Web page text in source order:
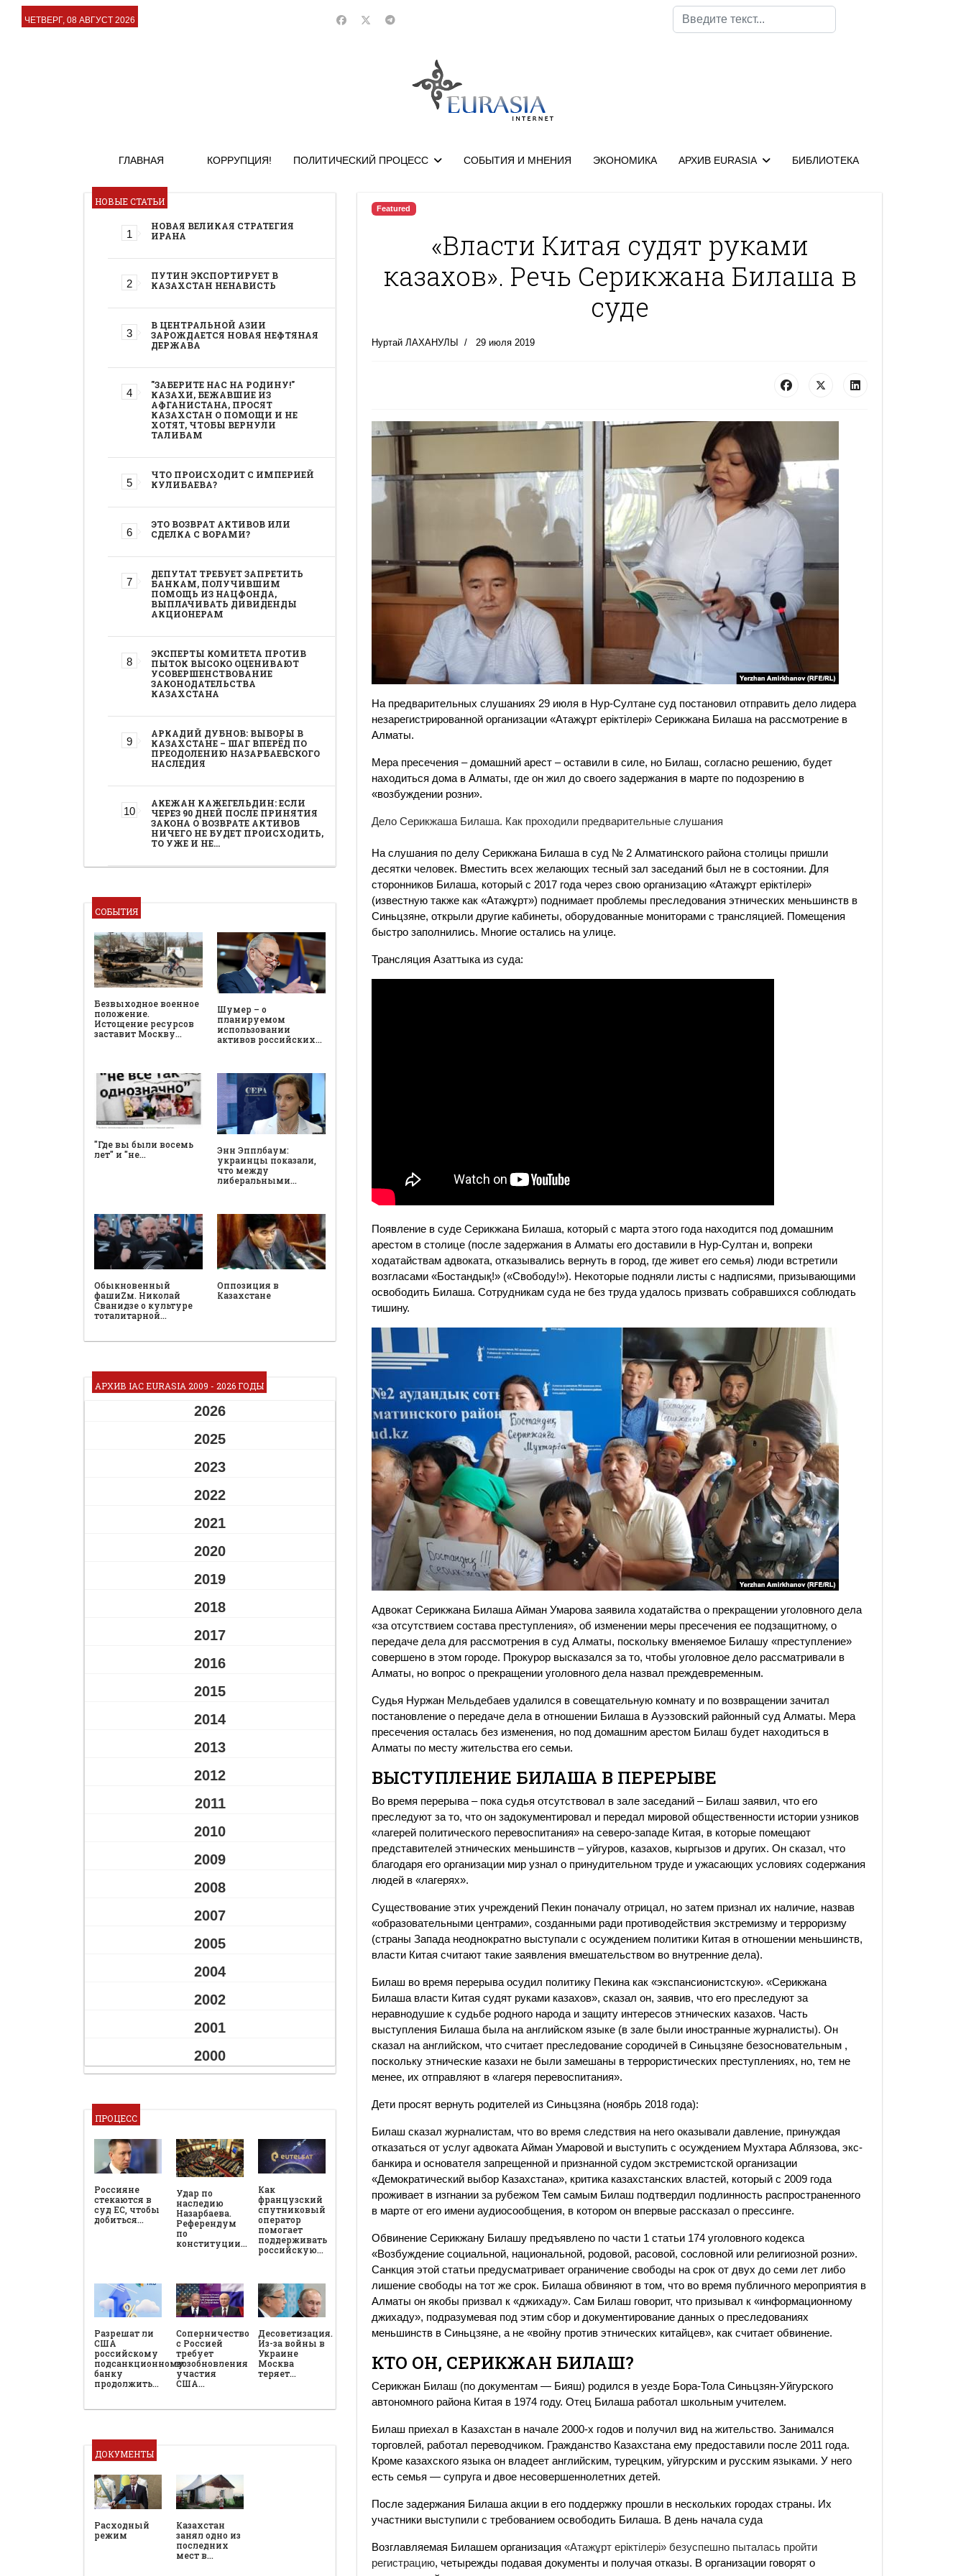
ЧЕТВЕРГ, 08 АВГУСТ 2026
Поиск
ГЛАВНАЯ КОРРУПЦИЯ! ПОЛИТИЧЕСКИЙ ПРОЦЕСС СОБЫТИЯ И МНЕНИЯ ЭКОНОМИКА АРХИВ EURASIA БИБЛИОТЕКА
НОВЫЕ СТАТЬИ
НОВАЯ ВЕЛИКАЯ СТРАТЕГИЯ
ИРАНА
ПУТИН ЭКСПОРТИРУЕТ В
КАЗАХСТАН НЕНАВИСТЬ
В ЦЕНТРАЛЬНОЙ АЗИИ
ЗАРОЖДАЕТСЯ НОВАЯ НЕФТЯНАЯ
ДЕРЖАВА
"ЗАБЕРИТЕ НАС НА РОДИНУ!"
КАЗАХИ, БЕЖАВШИЕ ИЗ
АФГАНИСТАНА, ПРОСЯТ
КАЗАХСТАН О ПОМОЩИ И НЕ
ХОТЯТ, ЧТОБЫ ВЕРНУЛИ
ТАЛИБАМ
ЧТО ПРОИСХОДИТ С ИМПЕРИЕЙ
КУЛИБАЕВА?
ЭТО ВОЗВРАТ АКТИВОВ ИЛИ
СДЕЛКА С ВОРАМИ?
ДЕПУТАТ ТРЕБУЕТ ЗАПРЕТИТЬ
БАНКАМ, ПОЛУЧИВШИМ
ПОМОЩЬ ИЗ НАЦФОНДА,
ВЫПЛАЧИВАТЬ ДИВИДЕНДЫ
АКЦИОНЕРАМ
ЭКСПЕРТЫ КОМИТЕТА ПРОТИВ
ПЫТОК ВЫСОКО ОЦЕНИВАЮТ
УСОВЕРШЕНСТВОВАНИЕ
ЗАКОНОДАТЕЛЬСТВА
КАЗАХСТАНА
АРКАДИЙ ДУБНОВ: ВЫБОРЫ В
КАЗАХСТАНЕ – ШАГ ВПЕРЁД ПО
ПРЕОДОЛЕНИЮ НАЗАРБАЕВСКОГО
НАСЛЕДИЯ
АКЕЖАН КАЖЕГЕЛЬДИН: ЕСЛИ
ЧЕРЕЗ 90 ДНЕЙ ПОСЛЕ ПРИНЯТИЯ
ЗАКОНА О ВОЗВРАТЕ АКТИВОВ
НИЧЕГО НЕ БУДЕТ ПРОИСХОДИТЬ,
ТО УЖЕ И НЕ…
СОБЫТИЯ
Безвыходное военное
положение.
Истощение ресурсов
заставит Москву…
Шумер – о
планируемом
использовании
активов российских…
"Где вы были восемь
лет" и "не…
Энн Эпплбаум:
украинцы показали,
что между
либеральными…
Обыкновенный
фашиZм. Николай
Сванидзе о культуре
тоталитарной…
Оппозиция в
Казахстане
АРХИВ IAC EURASIA 2009 - 2026 ГОДЫ
2026
2025
2023
2022
2021
2020
2019
2018
2017
2016
2015
2014
2013
2012
2011
2010
2009
2008
2007
2005
2004
2002
2001
2000
ПРОЦЕСС
Россияне
стекаются в
суд ЕС, чтобы
добиться…
Удар по
наследию
Назарбаева.
Референдум
по
конституции…
Как
французский
спутниковый
оператор
помогает
поддерживать
российскую…
Разрешат ли
США
российскому
подсанкционному
банку
продолжить…
Соперничество
с Россией
требует
возобновления
участия
США…
Десоветизация.
Из-за войны в
Украине
Москва
теряет…
ДОКУМЕНТЫ
Расходный
режим
Казахстан
занял одно из
последних
мест в…
Featured
«Власти Китая судят руками
казахов». Речь Серикжана Билаша в
суде
Нуртай ЛАХАНУЛЫ 29 июля 2019
На предварительных слушаниях 29 июля в Нур-Султане суд постановил отправить дело лидера
незарегистрированной организации «Атажұрт еріктілері» Серикжана Билаша на рассмотрение в
Алматы.
Мера пресечения – домашний арест – оставили в силе, но Билаш, согласно решению, будет
находиться дома в Алматы, где он жил до своего задержания в марте по подозрению в
«возбуждении розни».
Дело Серикжаша Билаша. Как проходили предварительные слушания
На слушания по делу Серикжана Билаша в суд № 2 Алматинского района столицы пришли
десятки человек. Вместить всех желающих тесный зал заседаний был не в состоянии. Для
сторонников Билаша, который с 2017 года через свою организацию «Атажұрт еріктілері»
(известную также как «Атажұрт») поднимает проблемы преследования этнических меньшинств в
Синьцзяне, открыли другие кабинеты, оборудованные мониторами с трансляцией. Помещения
быстро заполнились. Многие остались на улице.
Трансляция Азаттыка из суда:
Появление в суде Серикжана Билаша, который с марта этого года находится под домашним
арестом в столице (после задержания в Алматы его доставили в Нур-Султан и, вопреки
ходатайствам адвоката, отказывались вернуть в город, где живет его семья) люди встретили
возгласами «Бостандық!» («Свободу!»). Некоторые подняли листы с надписями, призывающими
освободить Билаша. Сотрудникам суда не без труда удалось призвать собравшихся соблюдать
тишину.
Адвокат Серикжана Билаша Айман Умарова заявила ходатайства о прекращении уголовного дела
«за отсутствием состава преступления», об изменении меры пресечения ее подзащитному, о
передаче дела для рассмотрения в суд Алматы, поскольку вменяемое Билашу «преступление»
совершено в этом городе. Прокурор высказался за то, чтобы уголовное дело рассматривали в
Алматы, но вопрос о прекращении уголовного дела назвал преждевременным.
Судья Нуржан Мельдебаев удалился в совещательную комнату и по возвращении зачитал
постановление о передаче дела в отношении Билаша в Ауэзовский районный суд Алматы. Мера
пресечения осталась без изменения, но под домашним арестом Билаш будет находиться в
Алматы по месту жительства его семьи.
ВЫСТУПЛЕНИЕ БИЛАША В ПЕРЕРЫВЕ
Во время перерыва – пока судья отсутствовал в зале заседаний – Билаш заявил, что его
преследуют за то, что он задокументировал и передал мировой общественности истории узников
«лагерей политического перевоспитания» на северо-западе Китая, в которые помещают
представителей этнических меньшинств – уйгуров, казахов, кыргызов и других. Он сказал, что
благодаря его организации мир узнал о принудительном труде и ужасающих условиях содержания
людей в «лагерях».
Существование этих учреждений Пекин поначалу отрицал, но затем признал их наличие, назвав
«образовательными центрами», созданными ради противодействия экстремизму и терроризму
(страны Запада неоднократно выступали с осуждением политики Китая в отношении меньшинств,
власти Китая считают такие заявления вмешательством во внутренние дела).
Билаш во время перерыва осудил политику Пекина как «экспансионистскую». «Серикжана
Билаша власти Китая судят руками казахов», сказал он, заявив, что его преследуют за
неравнодушие к судьбе родного народа и защиту интересов этнических казахов. Часть
выступления Билаша была на английском языке (в зале были иностранные журналисты). Он
сказал на английском, что считает преследование сородичей в Синьцзяне безосновательным ,
поскольку этнические казахи не были замешаны в террористических преступлениях, но, тем не
менее, их отправляют в «лагеря перевоспитания».
Дети просят вернуть родителей из Синьцзяна (ноябрь 2018 года):
Билаш сказал журналистам, что во время следствия на него оказывали давление, принуждая
отказаться от услуг адвоката Айман Умаровой и выступить с осуждением Мухтара Аблязова, экс-
банкира и основателя запрещенной и признанной судом экстремистской организации
«Демократический выбор Казахстана», критика казахстанских властей, который с 2009 года
проживает в изгнании за рубежом Тем самым Билаш подтвердил подлинность распространенного
в марте от его имени аудиосообщения, в котором он впервые рассказал о прессинге.
Обвинение Серикжану Билашу предъявлено по части 1 статьи 174 уголовного кодекса
«Возбуждение социальной, национальной, родовой, расовой, сословной или религиозной розни».
Санкция этой статьи предусматривает ограничение свободы на срок от двух до семи лет либо
лишение свободы на тот же срок. Билаша обвиняют в том, что во время публичного мероприятия в
Алматы он якобы призвал к «джихаду». Сам Билаш говорит, что призывал к «информационному
джихаду», подразумевая под этим сбор и документирование данных о преследованиях
меньшинств в Синьцзяне, а не «войну против этнических китайцев», как считает обвинение.
КТО ОН, СЕРИКЖАН БИЛАШ?
Серикжан Билаш (по документам — Бияш) родился в уезде Бора-Тола Синьцзян-Уйгурского
автономного района Китая в 1974 году. Отец Билаша работал школьным учителем.
Билаш приехал в Казахстан в начале 2000-х годов и получил вид на жительство. Занимался
торговлей, работал переводчиком. Гражданство Казахстана ему предоставили после 2011 года.
Кроме казахского языка он владеет английским, турецким, уйгурским и русским языками. У него
есть семья — супруга и двое несовершеннолетних детей.
После задержания Билаша акции в его поддержку прошли в нескольких городах страны. Их
участники выступили с требованием освободить Билаша. В день начала суда
Возглавляемая Билашем организация «Атажұрт еріктілері» безуспешно пыталась пройти
регистрацию, четырежды подавая документы и получая отказы. В организации говорят о